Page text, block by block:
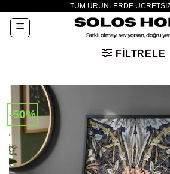
atla
TÜM ÜRÜNLERDE
FILTRELE
-50%